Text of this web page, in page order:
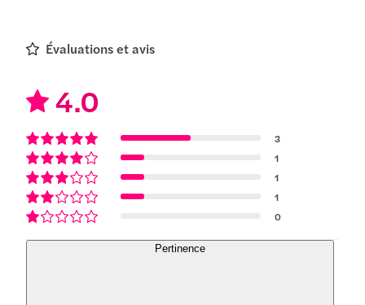
Évaluations et avis
4.0
3
1
1
1
0
Pertinence